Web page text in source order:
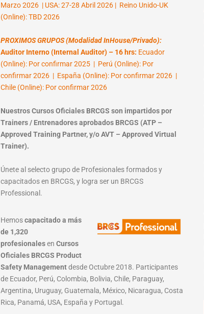
Marzo 2026 | USA: 27-28 Abril 2026 | Reino Unido-UK
(Online): TBD 2026
PROXIMOS GRUPOS (Modalidad InHouse/Privado):
Auditor Interno (Internal Auditor) – 16 hrs: Ecuador
(Online): Por confirmar 2025 | Perú (Online): Por
confirmar 2026 | España (Online): Por confirmar 2026 |
Chile (Online): Por confirmar 2026
Nuestros Cursos Oficiales BRCGS son impartidos por
Trainers / Entrenadores aprobados BRCGS (ATP –
Approved Training Partner, y/o AVT – Approved Virtual
Trainer).
Únete al selecto grupo de Profesionales formados y
capacitados en BRCGS, y logra ser un BRCGS
Professional.
Hemoscapacitado a más
de 1,320
profesionalesen Cursos
Oficiales BRCGS Product
Safety Managementdesde Octubre 2018. Participantes
de Ecuador, Perú, Colombia, Bolivia, Chile, Paraguay,
Argentina, Uruguay, Guatemala, México, Nicaragua, Costa
Rica, Panamá, USA, España y Portugal.